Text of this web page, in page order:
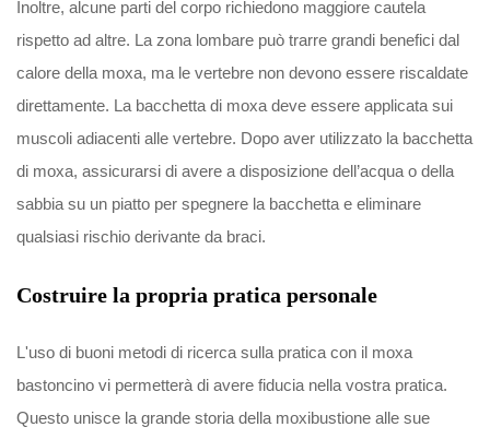
Inoltre, alcune parti del corpo richiedono maggiore cautela
rispetto ad altre. La zona lombare può trarre grandi benefici dal
calore della moxa, ma le vertebre non devono essere riscaldate
direttamente. La bacchetta di moxa deve essere applicata sui
muscoli adiacenti alle vertebre. Dopo aver utilizzato la bacchetta
di moxa, assicurarsi di avere a disposizione dell’acqua o della
sabbia su un piatto per spegnere la bacchetta e eliminare
qualsiasi rischio derivante da braci.
Costruire la propria pratica personale
L'uso di buoni metodi di ricerca sulla pratica con il moxa
bastoncino vi permetterà di avere fiducia nella vostra pratica.
Questo unisce la grande storia della moxibustione alle sue